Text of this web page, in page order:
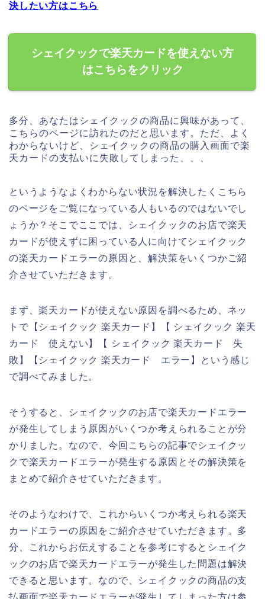
決したい方はこちら
シェイクックで楽天カードを使えない方
はこちらをクリック
多分、あなたはシェイクックの商品に興味があって、
こちらのページに訪れたのだと思います。ただ、よく
わからないけど、シェイクックの商品の購入画面で楽
天カードの支払いに失敗してしまった、、、
というようなよくわからない状況を解決したくこちら
のページをご覧になっている人もいるのではないでし
ょうか？そこでここでは、シェイクックのお店で楽天
カードが使えずに困っている人に向けてシェイクック
の楽天カードエラーの原因と、解決策をいくつかご紹
介させていただきます。
まず、楽天カードが使えない原因を調べるため、ネッ
トで【シェイクック 楽天カード】【 シェイクック 楽天
カード 使えない】【 シェイクック 楽天カード 失
敗】【シェイクック 楽天カード エラー】という感じ
で調べてみました。
そうすると、シェイクックのお店で楽天カードエラー
が発生してしまう原因がいくつか考えられることが分
かりました。なので、今回こちらの記事でシェイクッ
クで楽天カードエラーが発生する原因とその解決策を
まとめて紹介させていただきます。
そのようなわけで、これからいくつか考えられる楽天
カードエラーの原因をご紹介させていただきます。多
分、これからお伝えすることを参考にするとシェイク
ックのお店で楽天カードエラーが発生した問題は解決
できると思います。なので、シェイクックの商品の支